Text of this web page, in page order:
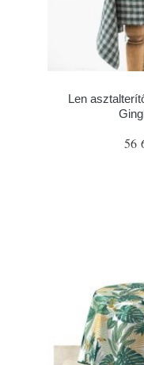
Len
56